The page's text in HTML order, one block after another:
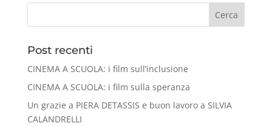
Cerca
Post recenti
CINEMA A SCUOLA: i film sull’inclusione
CINEMA A SCUOLA: i film sulla speranza
Un grazie a PIERA DETASSIS e buon lavoro a SILVIA
CALANDRELLI